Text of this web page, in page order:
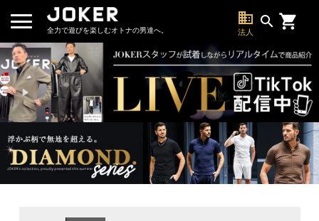
全力で遊びを楽しむオトナの男達へ。
business
法人
search